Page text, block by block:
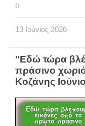
α
13 Ιούνιος 2026
"Εδώ τώρα
πράσινο
Κοζάνης